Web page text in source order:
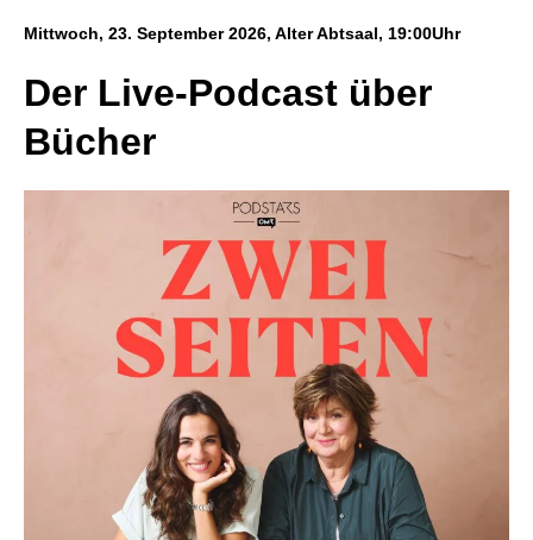
Mittwoch, 23. September 2026, Alter Abtsaal, 19:00Uhr
Der Live-Podcast über
Bücher